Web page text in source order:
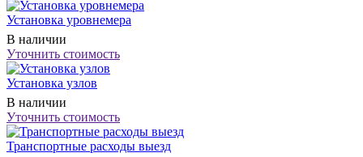
Установка уровнемера
В наличии
Уточнить стоимость
Установка узлов
В наличии
Уточнить стоимость
Транспортные расходы выезд